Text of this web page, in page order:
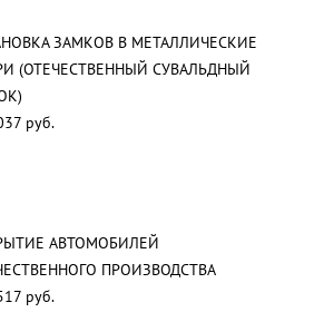
ЗАМКОВ В МЕТАЛЛИЧЕСКИЕ
(ОТЕЧЕСТВЕННЫЙ СУВАЛЬДНЫЙ
руб.
АВТОМОБИЛЕЙ
ПРОИЗВОДСТВА
руб.